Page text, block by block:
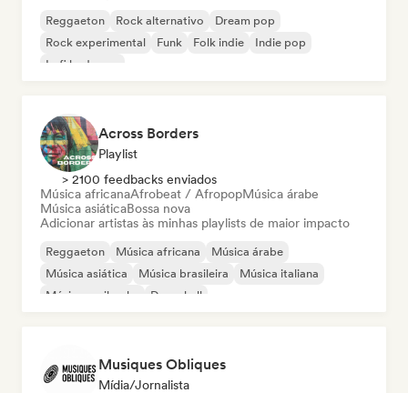
Reggaeton Rock alternativo
Dream pop
Rock experimental
Funk Folk indie
Indie pop
Lofi bedroom
Across Borders
Playlist
> 2100 feedbacks enviados
Música africanaAfrobeat / AfropopMúsica árabe
Música asiáticaBossa nova
Adicionar artistas às minhas playlists de maior impacto
Reggaeton Música africana
Música árabe
Música asiática
Música brasileira
Música italiana
Música caribenha
Dancehall
Musiques Obliques
Mídia/Jornalista